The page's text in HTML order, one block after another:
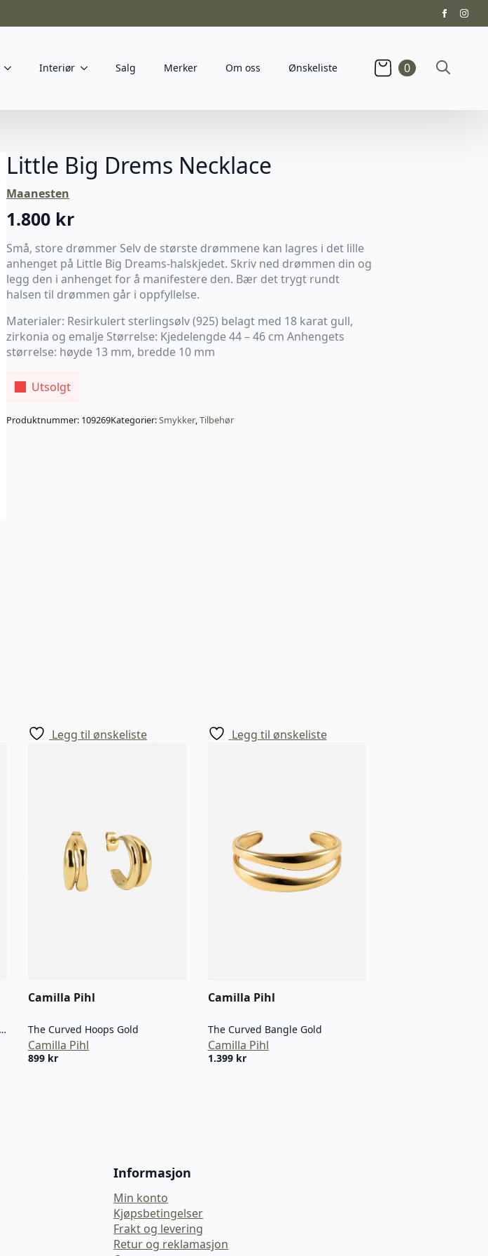
Interiør Salg Merker Om oss Ønskeliste
0
for:
Little Big Drems Necklace
Maanesten
1.800 kr
Små, store drømmer Selv de største drømmene kan lagres i det lille
anhenget på Little Big Dreams-halskjedet. Skriv ned drømmen din og
legg den i anhenget for å manifestere den. Bær det trygt rundt
halsen til drømmen går i oppfyllelse.
Materialer: Resirkulert sterlingsølv (925) belagt med 18 karat gull,
zirkonia og emalje Størrelse: Kjedelengde 44 – 46 cm Anhengets
størrelse: høyde 13 mm, bredde 10 mm
Utsolgt
Produktnummer: 109269Kategorier:Smykker,Tilbehør
The White Shell Bracelet Off-white
Legg til ønskeliste
Camilla Pihl
The Curved Hoops Gold
Camilla Pihl
899 kr
Legg til ønskeliste
Camilla Pihl
The Curved Bangle Gold
Camilla Pihl
1.399 kr
Informasjon
Min konto
Kjøpsbetingelser
Frakt og levering
Retur og reklamasjon